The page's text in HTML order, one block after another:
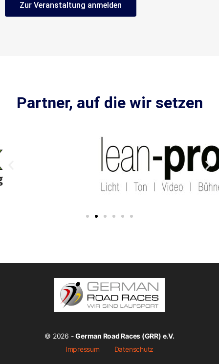
Zur Veranstaltung anmelden
Partner, auf die wir setzen
© 2026 -German Road Races (GRR) e.V.
Impressum
Datenschutz